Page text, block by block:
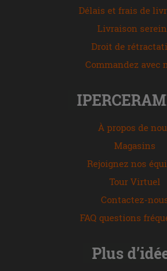
Délais et frais de
Livraison
Droit de
Commandez avec
À propos de
Magasins
Rejoignez nos
Tour Virtuel
Contactez-
FAQ questions
Plus